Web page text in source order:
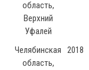
область,
Верхний
Уфалей
Челябинская
область,
2018